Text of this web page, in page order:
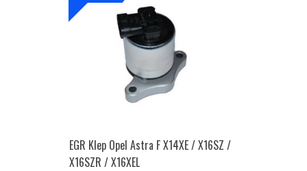
EGR Klep Opel Astra F X14XE / X16SZ /
X16SZR / X16XEL